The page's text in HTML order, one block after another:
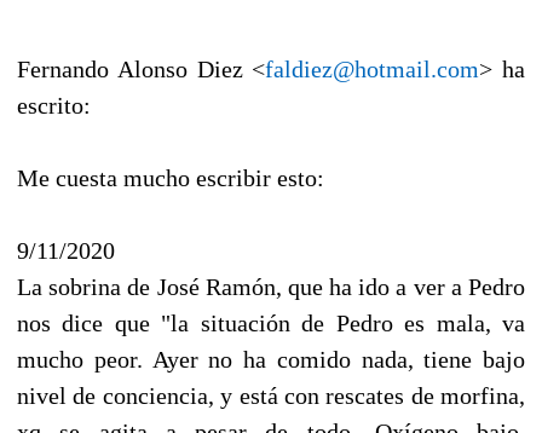
Fernando Alonso Diez <faldiez@hotmail.com> ha
escrito:
Me cuesta mucho escribir esto:
9/11/2020
La sobrina de José Ramón, que ha ido a ver a Pedro
nos dice que "la situación de Pedro es mala, va
mucho peor. Ayer no ha comido nada, tiene bajo
nivel de conciencia, y está con rescates de morfina,